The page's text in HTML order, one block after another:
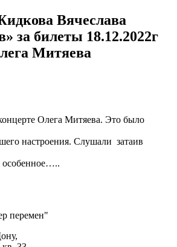
Вячеслава
за билеты 18.12.2022г
Митяева
Олега Митяева. Это было
настроения. Слушали затаив
особенное…..
перемен"